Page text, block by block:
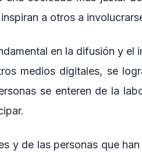
a otros a
en la difusión y el
medios digitales, se
se enteren de la
y de las personas que